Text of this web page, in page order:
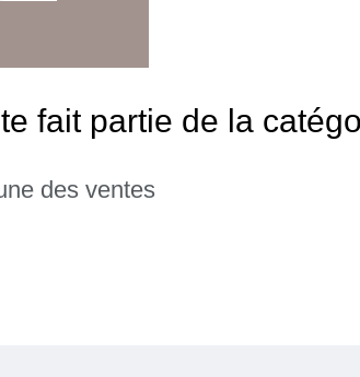
fait partie de la
des ventes